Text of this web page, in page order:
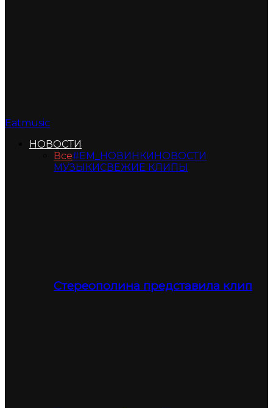
Eatmusic
НОВОСТИ
Все#ЕМ_НОВИНКИНОВОСТИ
МУЗЫКИСВЕЖИЕ КЛИПЫ
Стереополина представила клип